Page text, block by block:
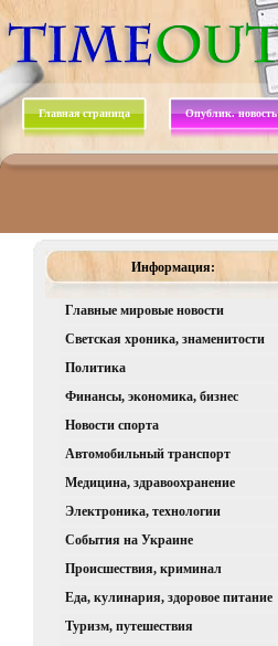
Главная страница Опублик. новость
Информация:
Главные мировые новости
Светская хроника, знаменитости
Политика
Финансы, экономика, бизнес
Новости спорта
Автомобильный транспорт
Медицина, здравоохранение
Электроника, технологии
События на Украине
Происшествия, криминал
Еда, кулинария, здоровое питание
Туризм, путешествия